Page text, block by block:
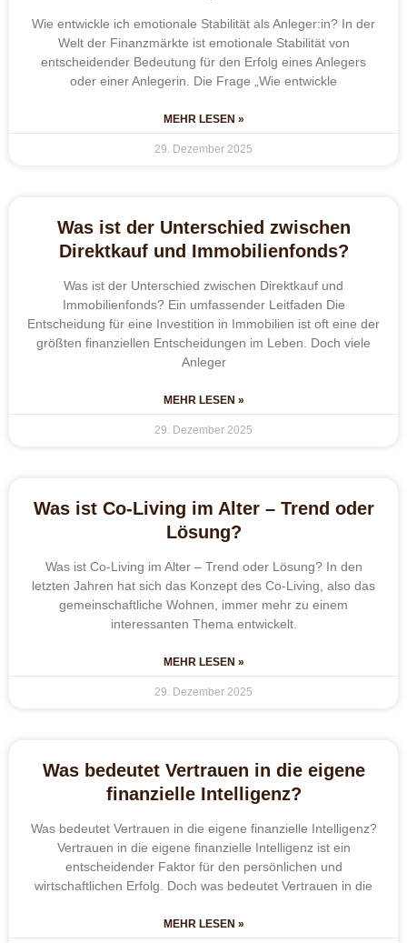
Wie entwickle ich emotionale Stabilität als Anleger:in? In der
Welt der Finanzmärkte ist emotionale Stabilität von
entscheidender Bedeutung für den Erfolg eines Anlegers
oder einer Anlegerin. Die Frage „Wie entwickle
MEHR LESEN »
29. Dezember 2025
Was ist der Unterschied zwischen
Direktkauf und Immobilienfonds?
Was ist der Unterschied zwischen Direktkauf und
Immobilienfonds? Ein umfassender Leitfaden Die
Entscheidung für eine Investition in Immobilien ist oft eine der
größten finanziellen Entscheidungen im Leben. Doch viele
Anleger
MEHR LESEN »
29. Dezember 2025
Was ist Co-Living im Alter – Trend oder
Lösung?
Was ist Co-Living im Alter – Trend oder Lösung? In den
letzten Jahren hat sich das Konzept des Co-Living, also das
gemeinschaftliche Wohnen, immer mehr zu einem
interessanten Thema entwickelt.
MEHR LESEN »
29. Dezember 2025
Was bedeutet Vertrauen in die eigene
finanzielle Intelligenz?
Was bedeutet Vertrauen in die eigene finanzielle Intelligenz?
Vertrauen in die eigene finanzielle Intelligenz ist ein
entscheidender Faktor für den persönlichen und
wirtschaftlichen Erfolg. Doch was bedeutet Vertrauen in die
MEHR LESEN »